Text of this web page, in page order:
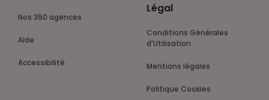
Nos 350 agences
Aide
Accessibilité
Légal
Conditions Générales
d'Utilisation
Mentions légales
Politique Cookies